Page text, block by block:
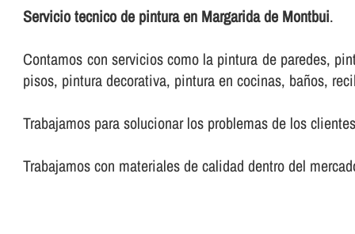
Servicio tecnico de pintura en Margarida de Montbui.
Contamos con servicios como la pintura de paredes,
pisos, pintura decorativa, pintura en cocinas, baños,
Trabajamos para solucionar los problemas de los
Trabajamos con materiales de calidad dentro del